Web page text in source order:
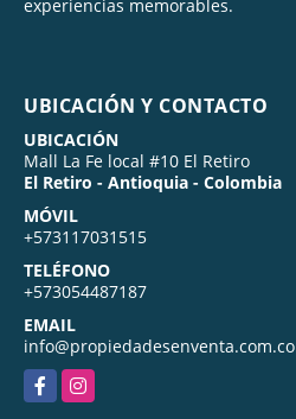
experiencias memorables.
UBICACIÓN Y CONTACTO
UBICACIÓN
Mall La Fe local #10 El Retiro
El Retiro - Antioquia - Colombia
MÓVIL
+573117031515
TELÉFONO
+573054487187
EMAIL
info@propiedadesenventa.com.co
FacebookInstagram